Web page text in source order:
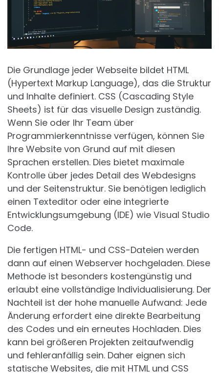
Die Grundlage jeder Webseite bildet HTML
(Hypertext Markup Language), das die Struktur
und Inhalte definiert. CSS (Cascading Style
Sheets) ist für das visuelle Design zuständig.
Wenn Sie oder Ihr Team über
Programmierkenntnisse verfügen, können Sie
Ihre Website von Grund auf mit diesen
Sprachen erstellen. Dies bietet maximale
Kontrolle über jedes Detail des Webdesigns
und der Seitenstruktur. Sie benötigen lediglich
einen Texteditor oder eine integrierte
Entwicklungsumgebung (IDE) wie Visual Studio
Code.
Die fertigen HTML- und CSS-Dateien werden
dann auf einen Webserver hochgeladen. Diese
Methode ist besonders kostengünstig und
erlaubt eine vollständige Individualisierung. Der
Nachteil ist der hohe manuelle Aufwand: Jede
Änderung erfordert eine direkte Bearbeitung
des Codes und ein erneutes Hochladen. Dies
kann bei größeren Projekten zeitaufwendig
und fehleranfällig sein. Daher eignen sich
statische Websites, die mit HTML und CSS